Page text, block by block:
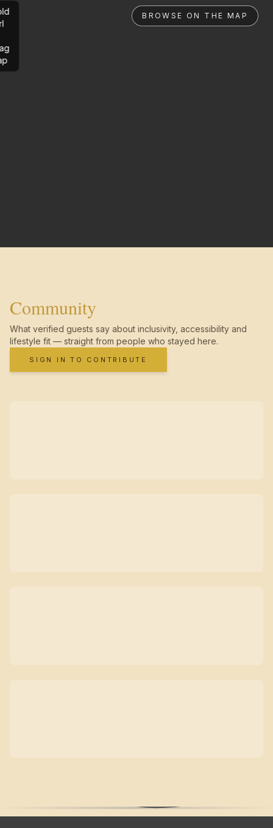
BROWSE ON THE MAP
Community
What verified guests say about inclusivity, accessibility and
lifestyle fit — straight from people who stayed here.
SIGN IN TO CONTRIBUTE